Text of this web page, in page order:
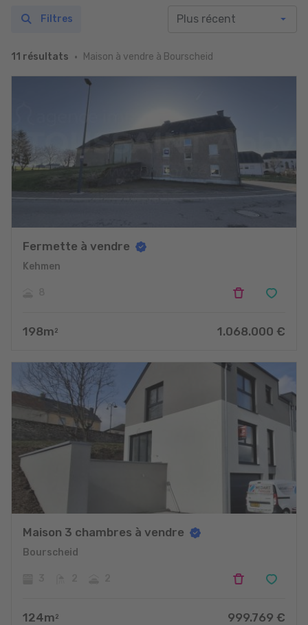
11 résultats Maison à vendre à Bourscheid
Filtres
Fermette à vendre
Kehmen
198m 2 1.068.000 €
Maison 3 chambres à vendre
Bourscheid
124m 2 999.769 €